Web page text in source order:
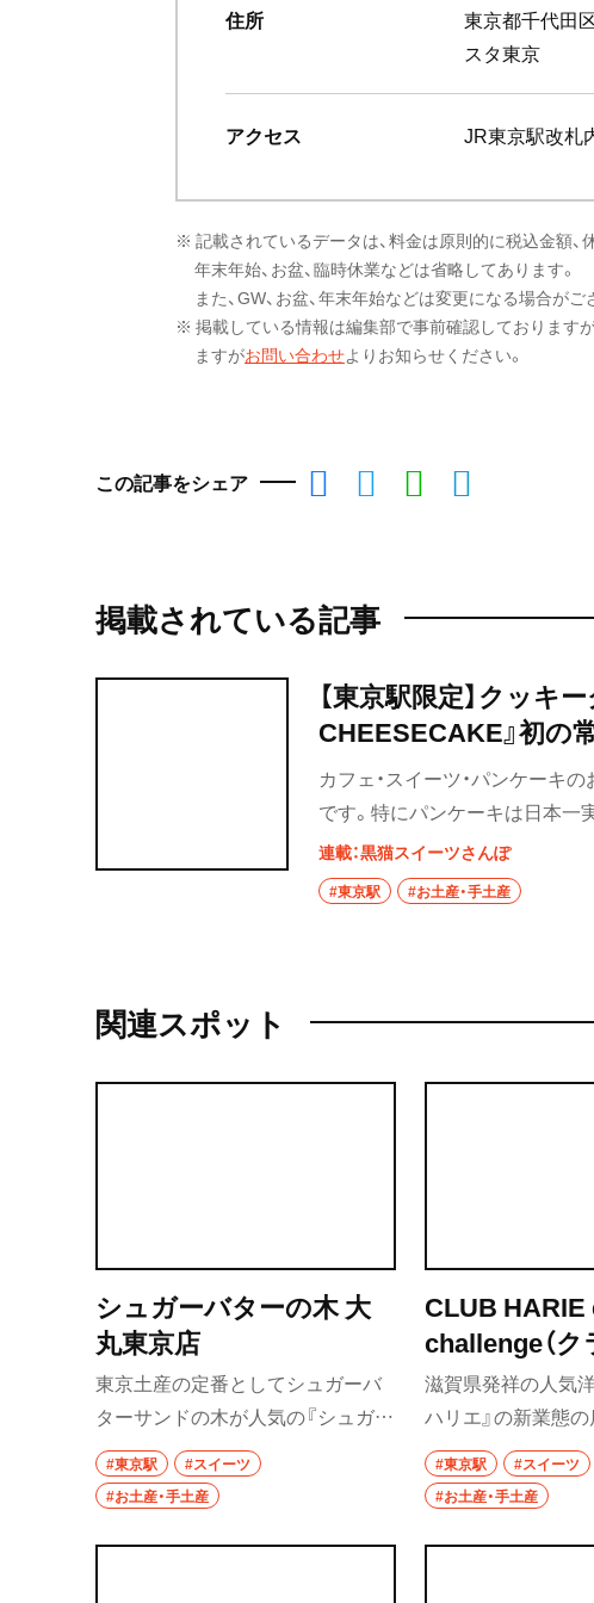
住所
東京都千代田
スタ東京
アクセス JR東京駅改札
※ 記載されているデータは、料金は原則的に税込金額、
年末年始、お盆、臨時休業などは省略してあります。
また、GW、お盆、年末年始などは変更になる場合が
※ 掲載している情報は編集部で事前確認しております
ますがお問い合わせよりお知らせください。
この記事をシェア
掲載されている記事
【東京駅限定】クッキ
CHEESECAKE』初の
～
カフェ・スイーツ・パンケーキ
です。特にパンケーキは日本一
な街を散歩している時に発見し
入できる手土産第41弾です。ひ
産としても楽しんでくださいね。
連載：黒猫スイーツさんぽ
#東京駅 #お土産・手土産
関連スポット
シュガーバターの木 大
丸東京店
東京土産の定番としてシュガーバ
ターサンドの木が人気の『シュガー
バターの木』。大丸東京店では、生
仕立てのパティスリーシュガーバ
ターの木 生バターサンドを10時～
と17時～の1日2回の時間限定販売
#東京駅
#スイーツ
#お土産・手土産
CLUB HARIE
challenge（
イーチャレン
滋賀県発祥の人気
ハリエ』の新業態
スや脱プラスチッ
点が特徴だ。ミニサ
クーヘンや、通年販
首都圏ではこの店
#東京駅
#スイーツ
#お土産・手土産